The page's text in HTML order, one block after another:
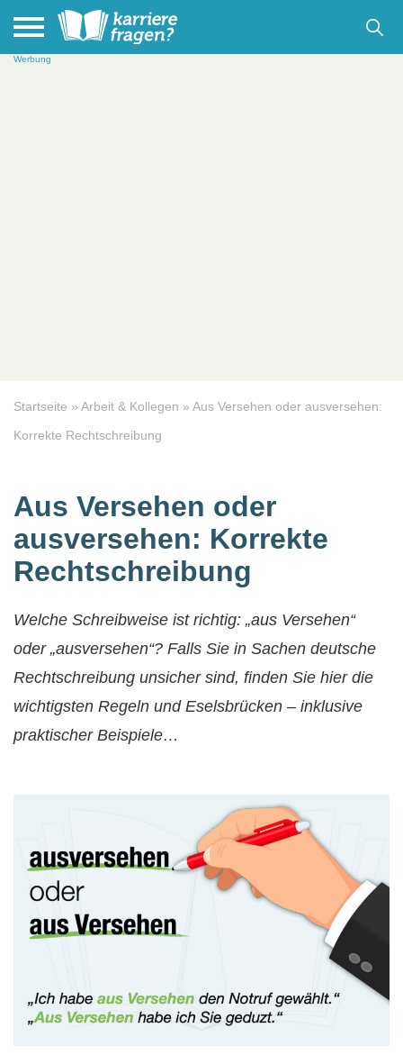
Werbung
Startseite » Arbeit & Kollegen » Aus Versehen oder ausversehen:
Korrekte Rechtschreibung
Aus Versehen oder
ausversehen: Korrekte
Rechtschreibung
Welche Schreibweise ist richtig: „aus Versehen“
oder „ausversehen“? Falls Sie in Sachen deutsche
Rechtschreibung unsicher sind, finden Sie hier die
wichtigsten Regeln und Eselsbrücken – inklusive
praktischer Beispiele…